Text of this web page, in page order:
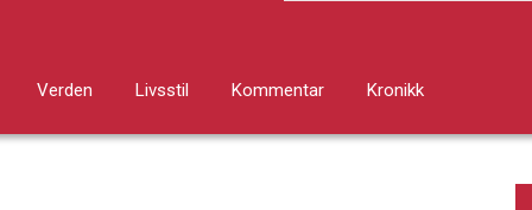
Verden Livsstil Kommentar Kronikk